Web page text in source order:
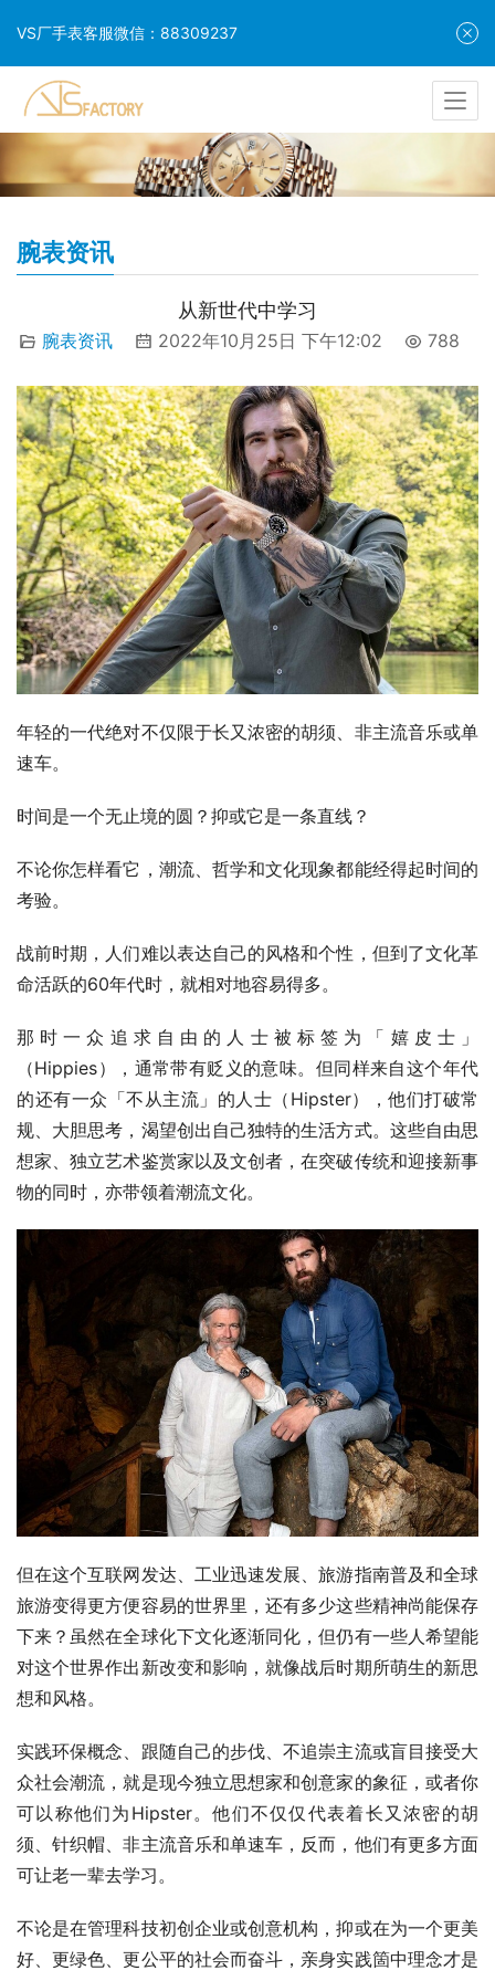
腕表资讯
从新世代中学习
腕表资讯 2022年10月25日 下午12:02 788
年轻的一代绝对不仅限于长又浓密的胡须、非主流音乐或单
速车。
时间是一个无止境的圆？抑或它是一条直线？
不论你怎样看它，潮流、哲学和文化现象都能经得起时间的
考验。
战前时期，人们难以表达自己的风格和个性，但到了文化革
命活跃的60年代时，就相对地容易得多。
那时一众追求自由的人士被标签为「嬉皮士」
（Hippies），通常带有贬义的意味。但同样来自这个年代
的还有一众「不从主流」的人士（Hipster），他们打破常
规、大胆思考，渴望创出自己独特的生活方式。这些自由思
想家、独立艺术鉴赏家以及文创者，在突破传统和迎接新事
物的同时，亦带领着潮流文化。
但在这个互联网发达、工业迅速发展、旅游指南普及和全球
旅游变得更方便容易的世界里，还有多少这些精神尚能保存
下来？虽然在全球化下文化逐渐同化，但仍有一些人希望能
对这个世界作出新改变和影响，就像战后时期所萌生的新思
想和风格。
实践环保概念、跟随自己的步伐、不追崇主流或盲目接受大
众社会潮流，就是现今独立思想家和创意家的象征，或者你
可以称他们为Hipster。他们不仅仅代表着长又浓密的胡
须、针织帽、非主流音乐和单速车，反而，他们有更多方面
可让老一辈去学习。
不论是在管理科技初创企业或创意机构，抑或在为一个更美
好、更绿色、更公平的社会而奋斗，亲身实践箇中理念才是
VS厂手表客服微信：88309237